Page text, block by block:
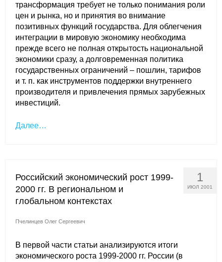
трансформация требует не только понимания роли
цен и рынка, но и принятия во внимание
позитивных функций государства. Для облегчения
интеграции в мировую экономику необходима
прежде всего не полная открытость национальной
экономики сразу, а долговременная политика
государственных ограничений – пошлин, тарифов
и т. п. как инструментов поддержки внутреннего
производителя и привлечения прямых зарубежных
инвестиций.
Далее…
1
ИЮЛ 2001
Российский экономический рост 1999-
2000 гг. В региональном и
глобальном контекстах
Пчелинцев Олег Сергеевич
В первой части статьи анализируются итоги
экономического роста 1999-2000 гг. России (в